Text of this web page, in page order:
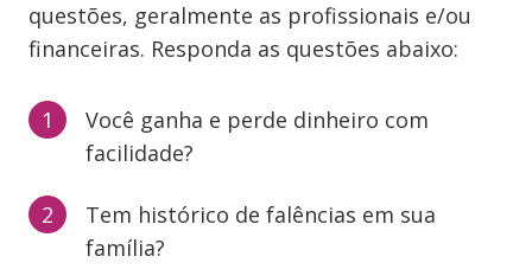
questões, geralmente as profissionais e/ou
financeiras. Responda as questões abaixo:
Você ganha e perde dinheiro com
facilidade?
Tem histórico de falências em sua
família?